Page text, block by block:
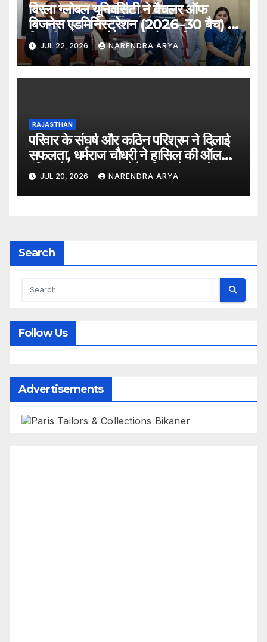
बिरला ग्लोबल यूनिवर्सिटी ने बैचलर ऑफ
बिजनेस एडमिनिस्ट्रेशन (2026–30 बैच) के
लिए दीक्षारंभ समारोह का आयोजन किया
JUL 22, 2026 NARENDRA ARYA
RAJASTHAN
परिवार के संघर्ष और कठिन परिश्रम ने दिलाई
सफलता, धर्मराज चौधरी ने हासिल की ऑल
इंडिया रैंक 6400, बनेंगे परिवार के पहले
डॉक्टर
JUL 20, 2026 NARENDRA ARYA
Search
Follow Us
Advertisements